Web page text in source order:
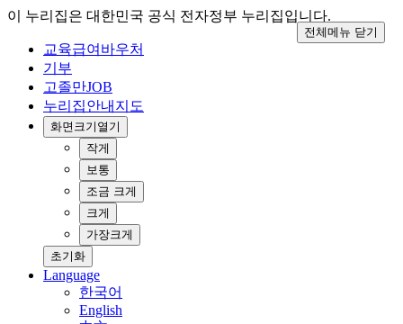
이 누리집은 대한민국 공식 전자정부 누리집입니다.
교육급여바우처
기부
고졸만JOB
누리집안내지도
화면크기 열기
작게
보통
조금 크게
크게
가장크게
초기화
Language
한국어
English
전체메뉴 닫기